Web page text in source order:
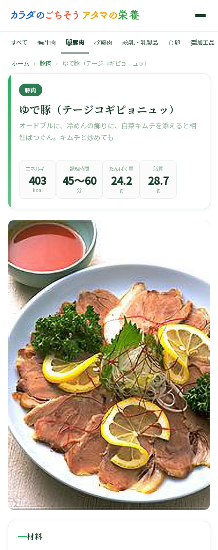
📚
🧀
🥚
🥓
すべて 🐄牛肉 🐷豚肉 🍗鶏肉 🧀乳・乳製品 🥚卵 🥓加工品
ホーム › 豚肉 › ゆで豚（テージコギピョニュッ）
豚肉
ゆで豚（テージコギピョニュッ）
オードブルに、冷めんの飾りに、白菜キムチを添えると相
性ばつぐん。キムチと炒めても
エネルギー
403
kcal
調理時間
45〜60
分
たんぱく質
24.2
g
脂質
28.7
g
材料